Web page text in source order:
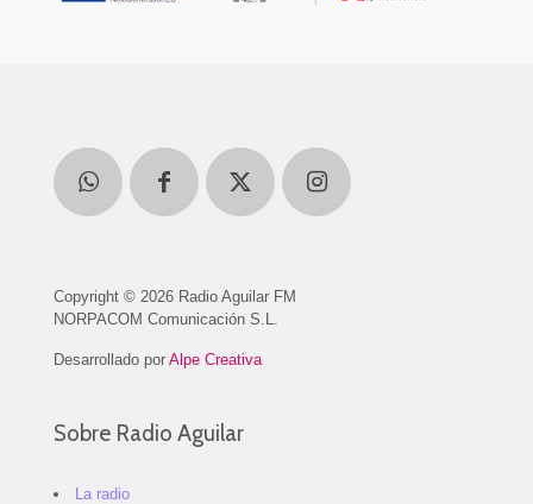
Copyright © 2026 Radio Aguilar FM
NORPACOM Comunicación S.L.
Desarrollado por Alpe Creativa
Sobre Radio Aguilar
La radio